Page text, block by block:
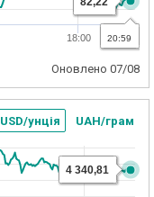
18:00 20:59
Оновлено 07/08
USD/унція UAH/грам
4 340,81